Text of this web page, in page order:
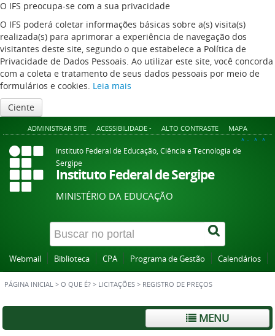
O IFS preocupa-se com a sua privacidade
O IFS poderá coletar informações básicas sobre a(s) visita(s)
realizada(s) para aprimorar a experiência de navegação dos
visitantes deste site, segundo o que estabelece a Política de
Privacidade de Dados Pessoais. Ao utilizar este site, você concorda
com a coleta e tratamento de seus dados pessoais por meio de
formulários e cookies. Leia mais
Ciente
ADMINISTRAR SITE ACESSIBILIDADE - ALTO CONTRASTE MAPA
A+ A A-
Instituto Federal de Educação, Ciência e Tecnologia de
Sergipe
Instituto Federal de Sergipe
MINISTÉRIO DA EDUCAÇÃO
Webmail Biblioteca CPA Programa de Gestão Calendários
PÁGINA INICIAL > O QUE É? > LICITAÇÕES > REGISTRO DE PREÇOS
MENU